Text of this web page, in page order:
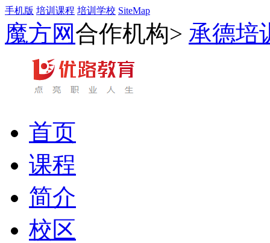
手机版 培训课程 培训学校 SiteMap
魔方网合作机构> 承德培
首页
课程
简介
校区